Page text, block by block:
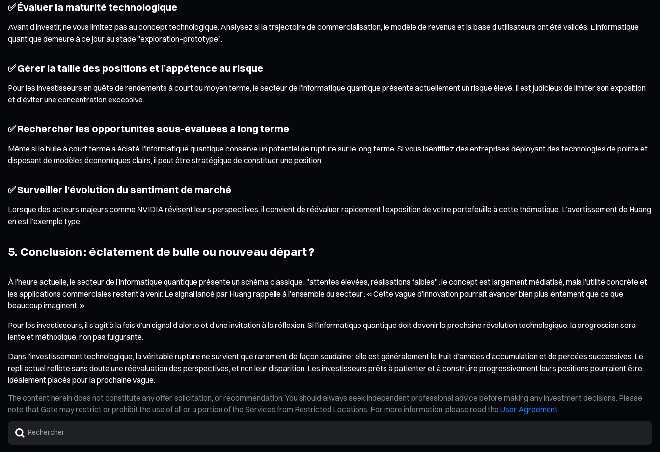
✅ Évaluer la maturité technologique
Avant d’investir, ne vous limitez pas au concept technologique. Analysez si la trajectoire de commercialisation, le modèle de revenus et la base d’utilisateurs ont été validés. L’informatique
quantique demeure à ce jour au stade "exploration–prototype".
✅ Gérer la taille des positions et l’appétence au risque
Pour les investisseurs en quête de rendements à court ou moyen terme, le secteur de l’informatique quantique présente actuellement un risque élevé. Il est judicieux de limiter son exposition
et d’éviter une concentration excessive.
✅ Rechercher les opportunités sous-évaluées à long terme
Même si la bulle à court terme a éclaté, l’informatique quantique conserve un potentiel de rupture sur le long terme. Si vous identifiez des entreprises déployant des technologies de pointe et
disposant de modèles économiques clairs, il peut être stratégique de constituer une position.
✅ Surveiller l’évolution du sentiment de marché
Lorsque des acteurs majeurs comme NVIDIA révisent leurs perspectives, il convient de réévaluer rapidement l’exposition de votre portefeuille à cette thématique. L’avertissement de Huang
en est l’exemple type.
5. Conclusion : éclatement de bulle ou nouveau départ ?
À l’heure actuelle, le secteur de l’informatique quantique présente un schéma classique : "attentes élevées, réalisations faibles" : le concept est largement médiatisé, mais l’utilité concrète et
les applications commerciales restent à venir. Le signal lancé par Huang rappelle à l’ensemble du secteur : « Cette vague d’innovation pourrait avancer bien plus lentement que ce que
beaucoup imaginent. »
Pour les investisseurs, il s’agit à la fois d’un signal d’alerte et d’une invitation à la réflexion. Si l’informatique quantique doit devenir la prochaine révolution technologique, la progression sera
lente et méthodique, non pas fulgurante.
Dans l’investissement technologique, la véritable rupture ne survient que rarement de façon soudaine ; elle est généralement le fruit d’années d’accumulation et de percées successives. Le
repli actuel reflète sans doute une réévaluation des perspectives, et non leur disparition. Les investisseurs prêts à patienter et à construire progressivement leurs positions pourraient être
idéalement placés pour la prochaine vague.
The content herein does not constitute any offer, solicitation, or recommendation. You should always seek independent professional advice before making any investment decisions. Please
note that Gate may restrict or prohibit the use of all or a portion of the Services from Restricted Locations. For more information, please read the User Agreement